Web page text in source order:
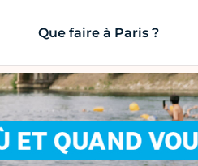
Que faire à Paris ?